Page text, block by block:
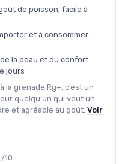
de poisson, facile à
et à consommer
la peau et du confort
jours
grenade Rg+, c’est un
quelqu’un qui veut un
et agréable au goût. Voir
/10